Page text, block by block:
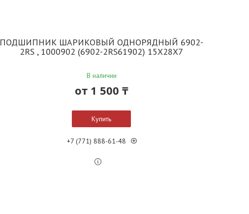
ПОДШИПНИК ШАРИКОВЫЙ ОДНОРЯДНЫЙ 6902-
2RS , 1000902 (6902-2RS61902) 15X28X7
В наличии
от 1 500 ₸
Купить
+7 (771) 888-61-48